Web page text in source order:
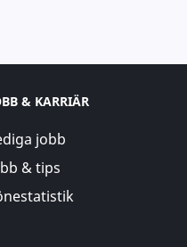
& KARRIÄR
jobb
& tips